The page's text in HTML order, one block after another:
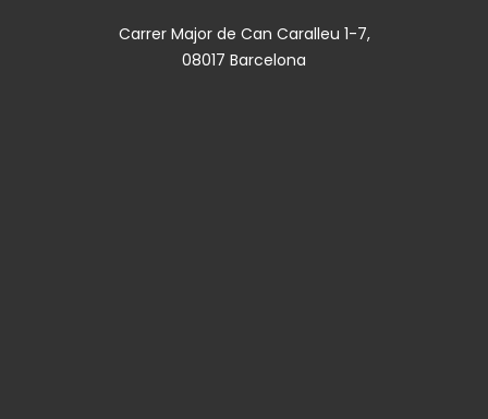
Carrer Major de Can Caralleu 1-7,
08017 Barcelona